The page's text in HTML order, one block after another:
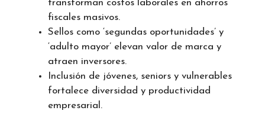
transforman costos laborales en ahorros
fiscales masivos.
Sellos como ‘segundas oportunidades’ y
‘adulto mayor’ elevan valor de marca y
atraen inversores.
Inclusión de jóvenes, seniors y vulnerables
fortalece diversidad y productividad
empresarial.